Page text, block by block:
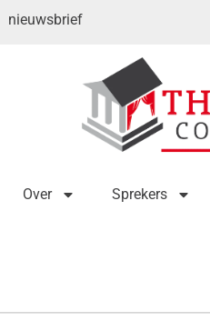
nieuwsbrief
Over Sprekers